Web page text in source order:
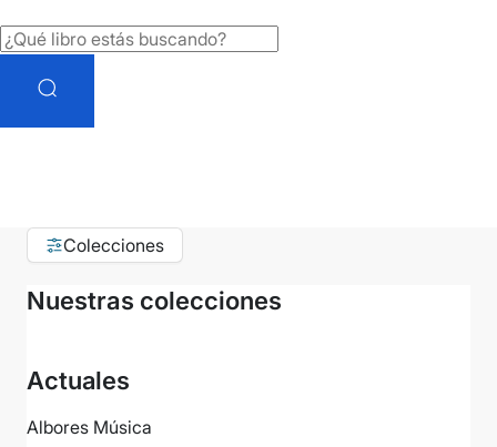
Colecciones
Nuestras colecciones
Actuales
Albores Música